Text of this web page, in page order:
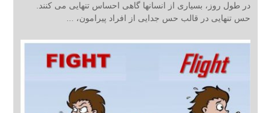
در طول روز، بسیاری از انسانها گاهی احساس تنهایی می کنند.
حس تنهایی در قالب حس جدایی از افراد پیرامون، ...